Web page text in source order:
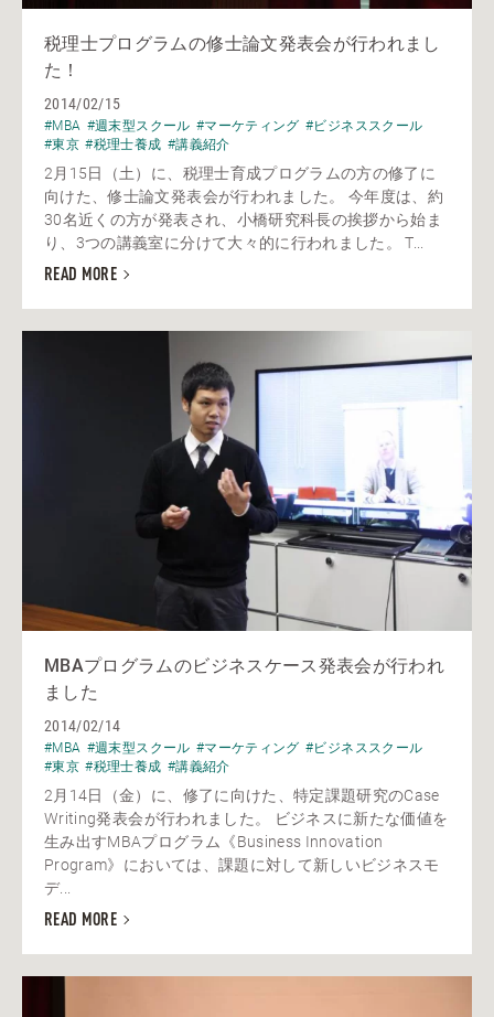
税理士プログラムの修士論文発表会が行われまし
た！
2014/02/15
#MBA #週末型スクール #マーケティング #ビジネススクール
#東京 #税理士養成 #講義紹介
2月15日（土）に、税理士育成プログラムの方の修了に
向けた、修士論文発表会が行われました。 今年度は、約
30名近くの方が発表され、小橋研究科長の挨拶から始ま
り、3つの講義室に分けて大々的に行われました。 T...
READ MORE
MBAプログラムのビジネスケース発表会が行われ
ました
2014/02/14
#MBA #週末型スクール #マーケティング #ビジネススクール
#東京 #税理士養成 #講義紹介
2月14日（金）に、修了に向けた、特定課題研究のCase
Writing発表会が行われました。 ビジネスに新たな価値を
生み出すMBAプログラム《Business Innovation
Program》においては、課題に対して新しいビジネスモ
デ...
READ MORE